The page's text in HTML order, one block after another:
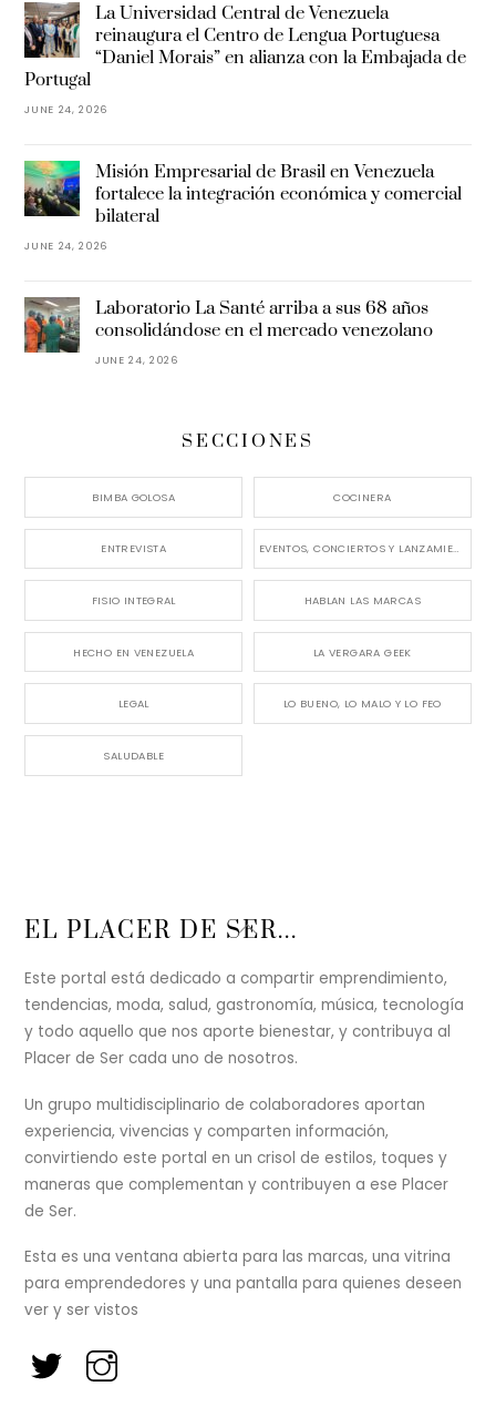
La Universidad Central de Venezuela
reinaugura el Centro de Lengua Portuguesa
“Daniel Morais” en alianza con la Embajada de
Portugal
JUNE 24, 2026
Misión Empresarial de Brasil en Venezuela
fortalece la integración económica y comercial
bilateral
JUNE 24, 2026
Laboratorio La Santé arriba a sus 68 años
consolidándose en el mercado venezolano
JUNE 24, 2026
SECCIONES
BIMBA GOLOSA COCINERA
ENTREVISTA EVENTOS, CONCIERTOS Y LANZAMIENTOS
FISIO INTEGRAL HABLAN LAS MARCAS
HECHO EN VENEZUELA LA VERGARA GEEK
LEGAL LO BUENO, LO MALO Y LO FEO
SALUDABLE
Back
Top
EL PLACER DE SER...
Este portal está dedicado a compartir emprendimiento,
tendencias, moda, salud, gastronomía, música, tecnología
y todo aquello que nos aporte bienestar, y contribuya al
Placer de Ser cada uno de nosotros.
Un grupo multidisciplinario de colaboradores aportan
experiencia, vivencias y comparten información,
convirtiendo este portal en un crisol de estilos, toques y
maneras que complementan y contribuyen a ese Placer
de Ser.
Esta es una ventana abierta para las marcas, una vitrina
para emprendedores y una pantalla para quienes deseen
ver y ser vistos